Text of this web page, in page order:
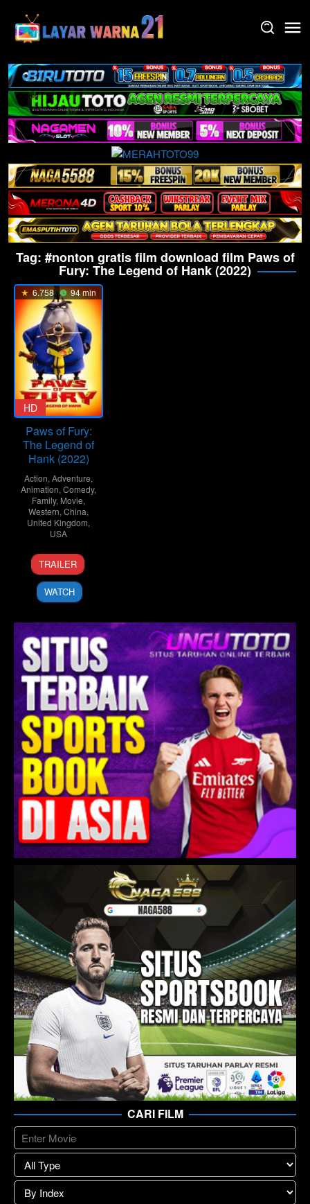
content
Tag: #nonton gratis film download film Paws of
Fury: The Legend of Hank (2022)
6.758 94 min
HD
Paws of Fury:
The Legend of
Hank (2022)
Action,Adventure,
Animation,Comedy,
Family, Movie,
Western,China,
United Kingdom,
USA
14
Jul
2022
Rob
Minkoff
TRAILER
WATCH
CARI FILM